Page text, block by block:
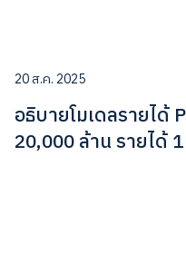
20 ส.ค. 2025
อธิบายโมเดลรายได้
20,000 ล้าน รายได้